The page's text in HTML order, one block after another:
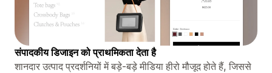
संपादकीय डिजाइन को प्राथमिकता देता है
शानदार उत्पाद प्रदर्शनियों में बड़े-बड़े मीडिया हीरो मौजूद होते हैं, जिससे